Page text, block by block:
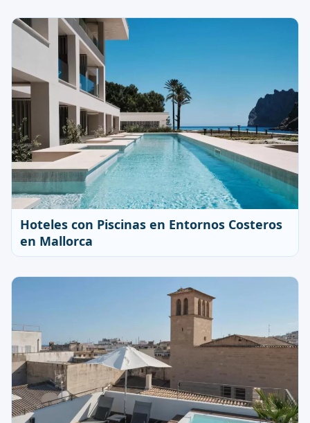
Hoteles con Piscinas en Entornos Costeros
en Mallorca